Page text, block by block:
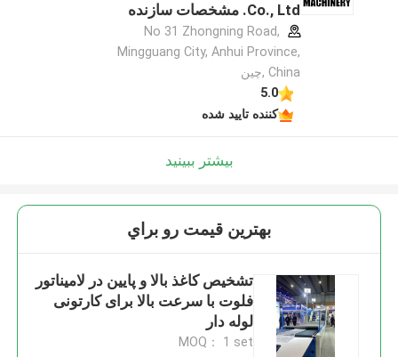
Co., Ltd. مشخصات سازنده
No 31 Zhongning Road,
Mingguang City, Anhui Province,
China ,چین
5.0
کننده تایید شده
بیشتر ببینید
بهترين قيمت رو براي
تشخیص کاغذ بالا و پایین در لامیناتور
فلوت با سرعت بالا برای کارتونی
لوله دار
MOQ： 1 set